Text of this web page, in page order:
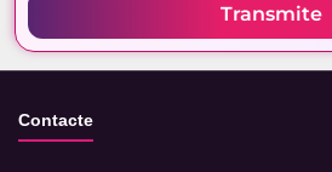
Transmite
Contacte